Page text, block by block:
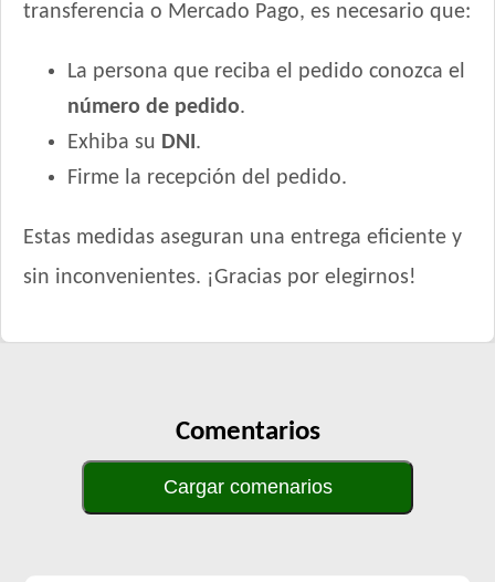
transferencia o Mercado Pago, es necesario que:
La persona que reciba el pedido conozca el
número de pedido.
Exhiba su DNI.
Firme la recepción del pedido.
Estas medidas aseguran una entrega eficiente y
sin inconvenientes. ¡Gracias por elegirnos!
Comentarios
Cargar comenarios